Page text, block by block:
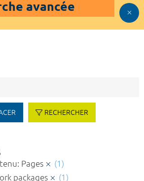
avancée
RECHERCHER
Pages
(1)
packages
(1)